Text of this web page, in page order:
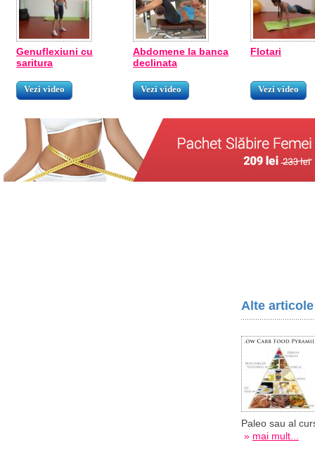
Genuflexiuni cu
saritura
Vezi video
Abdomene la banca
declinata
Vezi video
Flotari
Vezi video
Alte
Paleo sau al
» mai mult...